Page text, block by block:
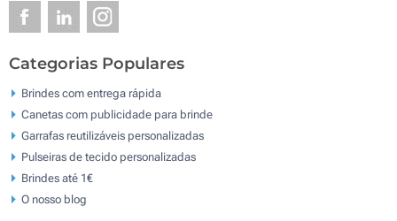
Categorias Populares
Brindes com entrega rápida
Canetas com publicidade para brinde
Garrafas reutilizáveis personalizadas
Pulseiras de tecido personalizadas
Brindes até 1€
O nosso blog